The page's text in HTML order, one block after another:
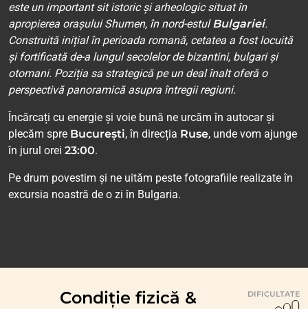
este un important sit istoric și arheologic situat în
apropierea orașului Shumen, în nord-estulBulgariei.
Construită inițial în perioada romană, cetatea a fost locuită
și fortificată de-a lungul secolelor de bizantini, bulgari și
otomani. Poziția sa strategică pe un deal înalt oferă o
perspectivă panoramică asupra întregii regiuni.
Încărcați cu energie și voie bună ne urcăm în autocar și
plecăm spre București, în direcția Ruse, unde vom ajunge
în jurul orei 23:00.
Pe drum povestim și ne uităm peste fotografiile realizate în
excursia noastră de o zi în Bulgaria.
Condiție fizică &
DIFICULTATE